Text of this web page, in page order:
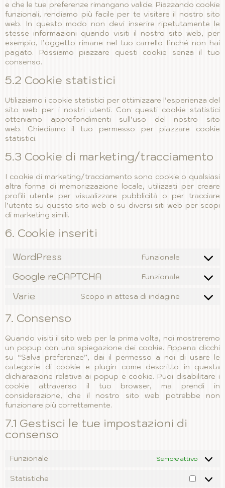
e che le tue preferenze rimangano valide. Piazzando cookie
funzionali, rendiamo più facile per te visitare il nostro sito
web. In questo modo non devi inserire ripetutamente le
stesse informazioni quando visiti il nostro sito web, per
esempio, l’oggetto rimane nel tuo carrello finché non hai
pagato. Possiamo piazzare questi cookie senza il tuo
consenso.
5.2 Cookie statistici
Utilizziamo i cookie statistici per ottimizzare l’esperienza del
sito web per i nostri utenti. Con questi cookie statistici
otteniamo approfondimenti sull’uso del nostro sito
web. Chiediamo il tuo permesso per piazzare cookie
statistici.
5.3 Cookie di marketing/tracciamento
I cookie di marketing/tracciamento sono cookie o qualsiasi
altra forma di memorizzazione locale, utilizzati per creare
profili utente per visualizzare pubblicità o per tracciare
l’utente su questo sito web o su diversi siti web per scopi
di marketing simili.
6. Cookie inseriti
WordPress Funzionale
Consent
service
Google reCAPTCHA Funzionale
Consent
service
Varie Scopo in attesa di indagine
Consent
7. Consenso
Quando visiti il sito web per la prima volta, noi mostreremo
un popup con una spiegazione dei cookie. Appena clicchi
su “Salva preferenze”, dai il permesso a noi di usare le
categorie di cookie e plugin come descritto in questa
dichiarazione relativa ai popup e cookie. Puoi disabilitare i
cookie attraverso il tuo browser, ma prendi in
considerazione, che il nostro sito web potrebbe non
funzionare più correttamente.
7.1 Gestisci le tue impostazioni di
consenso
Funzionale Sempre attivo
Statistiche